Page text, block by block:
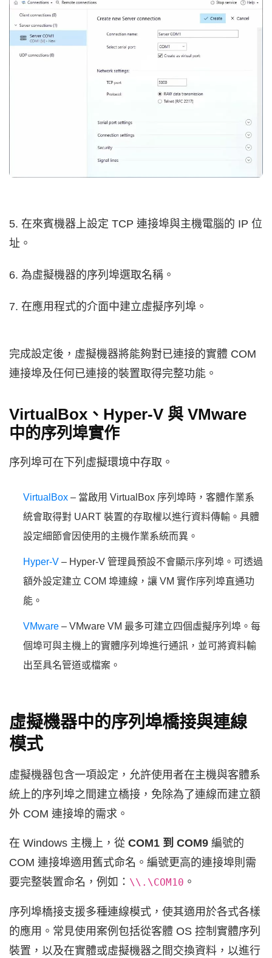
5. 在來賓機器上設定 TCP 連接埠與主機電腦的 IP 位
址。
6. 為虛擬機器的序列埠選取名稱。
7. 在應用程式的介面中建立虛擬序列埠。
完成設定後，虛擬機器將能夠對已連接的實體 COM
連接埠及任何已連接的裝置取得完整功能。
VirtualBox、Hyper-V 與 VMware
中的序列埠實作
序列埠可在下列虛擬環境中存取。
VirtualBox – 當啟用 VirtualBox 序列埠時，客體作業系
統會取得對 UART 裝置的存取權以進行資料傳輸。具體
設定細節會因使用的主機作業系統而異。
Hyper-V – Hyper-V 管理員預設不會顯示序列埠。可透過
額外設定建立 COM 埠連線，讓 VM 實作序列埠直通功
能。
VMware – VMware VM 最多可建立四個虛擬序列埠。每
個埠可與主機上的實體序列埠進行通訊，並可將資料輸
出至具名管道或檔案。
虛擬機器中的序列埠橋接與連線
模式
虛擬機器包含一項設定，允許使用者在主機與客體系
統上的序列埠之間建立橋接，免除為了連線而建立額
外 COM 連接埠的需求。
在 Windows 主機上，從 COM1 到 COM9 編號的
COM 連接埠適用舊式命名。編號更高的連接埠則需
要完整裝置命名，例如： \\.\COM10 。
序列埠橋接支援多種連線模式，使其適用於各式各樣
的應用。常見使用案例包括從客體 OS 控制實體序列
裝置，以及在實體或虛擬機器之間交換資料，以進行